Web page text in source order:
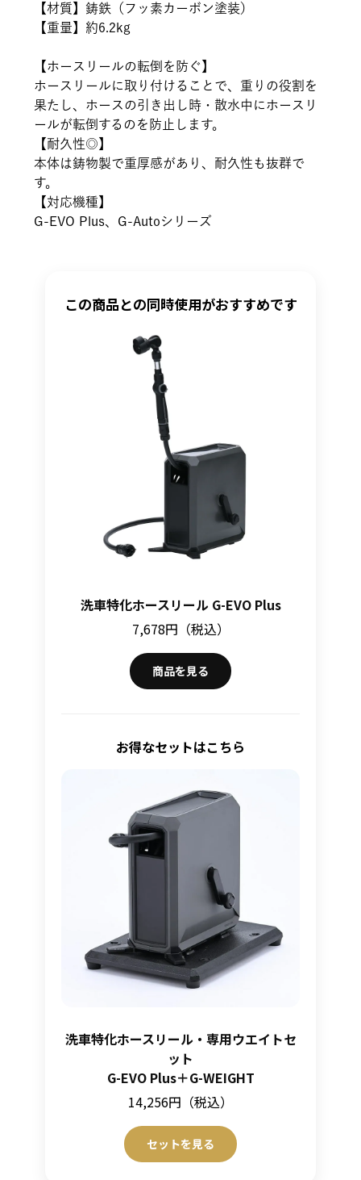
【材質】鋳鉄（フッ素カーボン塗装）
【重量】約6.2kg
【ホースリールの転倒を防ぐ】
ホースリールに取り付けることで、重りの役割を
果たし、ホースの引き出し時・散水中にホースリ
ールが転倒するのを防止します。
【耐久性◎】
本体は鋳物製で重厚感があり、耐久性も抜群で
す。
【対応機種】
G-EVO Plus、G-Autoシリーズ
この商品との同時使用がおすすめです
洗車特化ホースリール G-EVO Plus
7,678円（税込）
商品を見る
お得なセットはこちら
洗車特化ホースリール・専用ウエイトセ
ット
G-EVO Plus＋G-WEIGHT
14,256円（税込）
セットを見る